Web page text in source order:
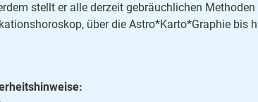
stellt er alle derzeit gebräuchlichen
über die Astro*Karto*Graphie bis